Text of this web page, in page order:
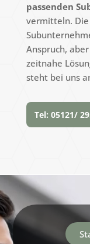
passenden
vermitteln.
Anspruch,
zeitnahe
steht bei uns
Tel: 05121/
Video-
Player